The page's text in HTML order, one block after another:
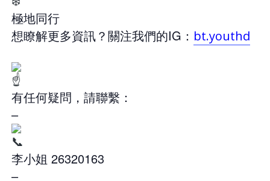
極地同行
想瞭解更多資訊？關注我們的IG： bt.youthd
有任何疑問，請聯繫：
–
李小姐 26320163
–